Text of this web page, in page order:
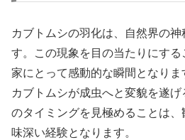
カブトムシの羽化は、自然界の
す。この現象を目の当たりにす
家にとって感動的な瞬間となりま
カブトムシが成虫へと変貌を遂
のタイミングを見極めることは
味深い経験となります。